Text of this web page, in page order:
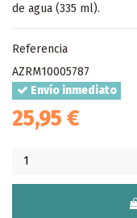
de agua (335 ml).
Referencia
AZRM10005787
Envío inmediato
25,95 €